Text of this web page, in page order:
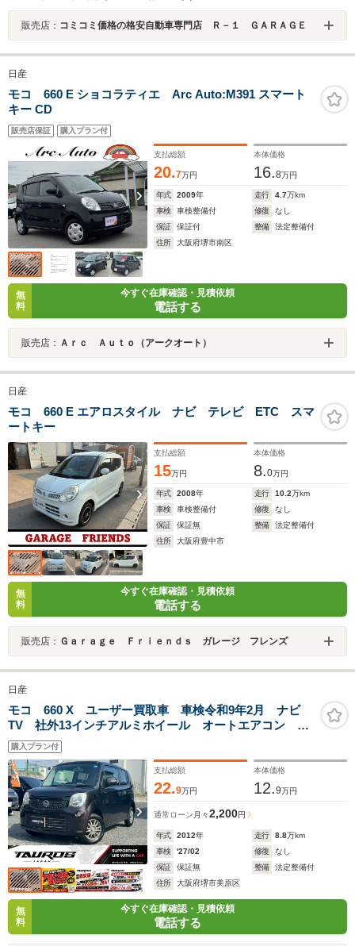
販売店： コミコミ価格の格安自動車専門店 Ｒ－１ ＧＡＲＡＧＥ
日産
モコ 660 E ショコラティエ Arc Auto:M391 スマート
キー CD
販売店保証 購入プラン付
支払総額
20.7万円
本体価格
16.8万円
年式 2009年 走行 4.7万km
車検
車検整備付 修復
なし
保証
保証付 整備
法定整備付
住所
大阪府堺市南区
無
料
今すぐ在庫確認・見積依頼
電話する
販売店： Ａｒｃ Ａｕｔｏ（アークオート）
日産
モコ 660 E エアロスタイル ナビ テレビ ETC スマ
ートキー
支払総額
15万円
本体価格
8.0万円
年式 2008年 走行 10.2万km
車検
車検整備付 修復
なし
保証
保証無 整備
法定整備付
住所
大阪府豊中市
無
料
今すぐ在庫確認・見積依頼
電話する
販売店： Ｇａｒａｇｅ Ｆｒｉｅｎｄｓ ガレージ フレンズ
日産
モコ 660 X ユーザー買取車 車検令和9年2月 ナビ
TV 社外13インチアルミホイール オートエアコン
ETC スマートキープッシュスタート パワーウィンド
ウ
購入プラン付
支払総額
22.9万円
本体価格
12.9万円
通常ローン 月々2,200円
年式 2012年 走行 8.8万km
車検
'27/02 修復
なし
保証
保証無 整備
法定整備付
住所
大阪府堺市美原区
無
料
今すぐ在庫確認・見積依頼
電話する